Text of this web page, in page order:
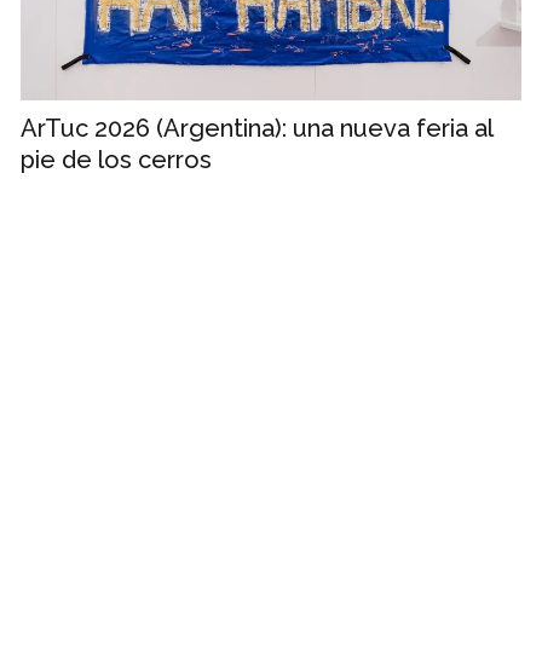
ArTuc 2026 (Argentina): una nueva feria al
pie de los cerros